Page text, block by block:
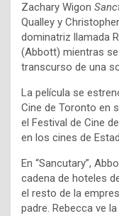
Zachary Wigon
Qualley y
dominatriz llamada
(Abbott) mientras
transcurso de una
La película se
Cine de Toronto en
el Festival de Cine
en los cines de
En “Sancutary”,
cadena de hoteles
el resto de la
padre. Rebecca ve